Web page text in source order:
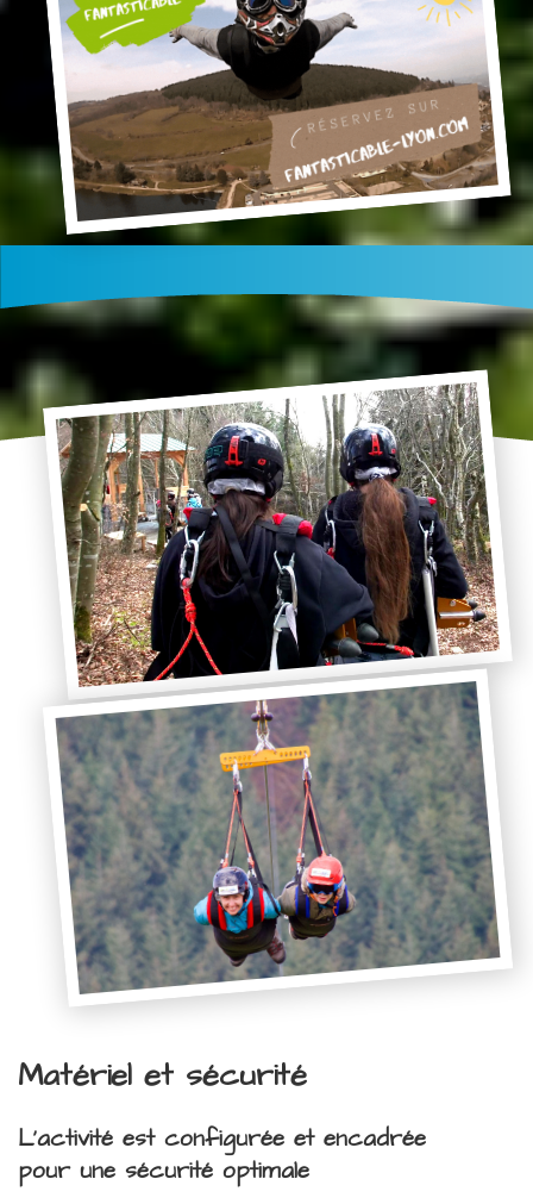
Matériel et sécurité
L'activité est configurée et encadrée
pour une sécurité optimale